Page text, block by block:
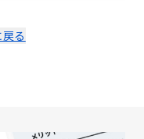
る